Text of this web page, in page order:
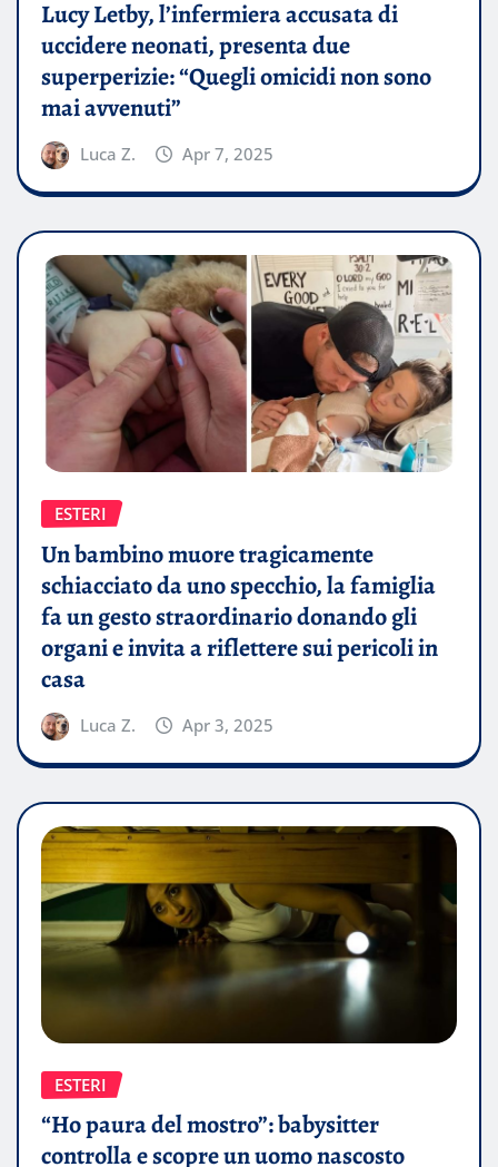
Lucy Letby, l’infermiera accusata di
uccidere neonati, presenta due
superperizie: “Quegli omicidi non sono
mai avvenuti”
Luca Z. Apr 7, 2025
ESTERI
Un bambino muore tragicamente
schiacciato da uno specchio, la famiglia
fa un gesto straordinario donando gli
organi e invita a riflettere sui pericoli in
casa
Luca Z. Apr 3, 2025
ESTERI
“Ho paura del mostro”: babysitter
controlla e scopre un uomo nascosto